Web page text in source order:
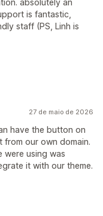
absolutely an
is fantastic,
staff (PS, Linh is
27 de maio de 2026
have the button on
from our own domain.
were using was
it with our theme.